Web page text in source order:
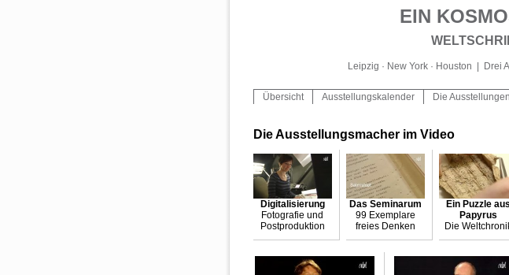
EIN
Leipzig · New York · Houston Drei
Übersicht Ausstellungskalender Die Ausstellungen
Die Ausstellungsmacher im Video
Digitalisierung
Fotografie und
Postproduktion
Das Seminarum
99 Exemplare
freies Denken
Ein Puzzle aus
Papyrus
Die